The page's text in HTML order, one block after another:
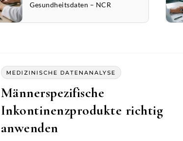
Gesundheitsdaten – NCR
MEDIZINISCHE DATENANALYSE
Männerspezifische
Inkontinenzprodukte richtig
anwenden